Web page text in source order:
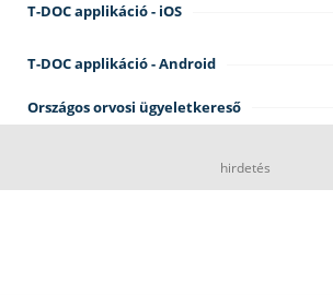
T-DOC applikáció - iOS
T-DOC applikáció - Android
Országos orvosi ügyeletkereső
hirdetés